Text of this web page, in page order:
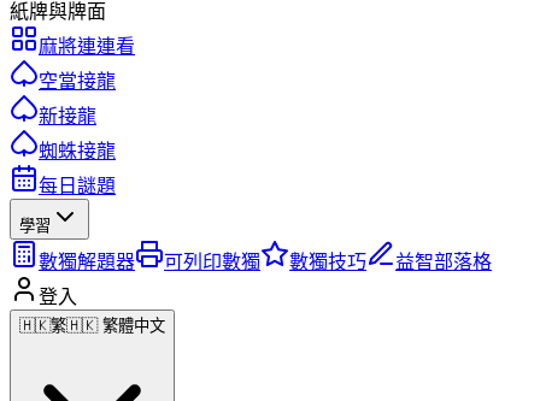
紙牌與牌面
麻將連連看
空當接龍
新接龍
蜘蛛接龍
每日謎題
學習
數獨解題器 可列印數獨 數獨技巧
益智部落格
登入
🇭🇰繁🇭🇰 繁體中文